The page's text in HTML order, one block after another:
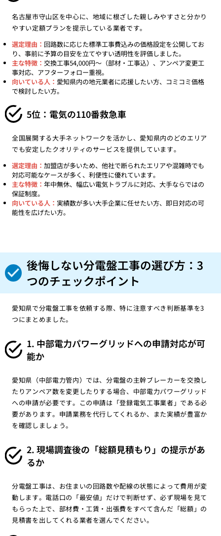
名古屋市守山区を中心に、地域に根ざした親しみやすさと分かり
やすい定額プランを提示している業者です。
選定理由： 回路数に応じた標準工事費込みの価格設定を公開してお
り、事前に予算の目安を立てやすい透明性を評価しました。
主な特徴： 交換工事54,000円〜（部材・工事込）、アンペア変更工
事対応、アフターフォロー重視。
向いている人： 愛知県内の地元業者に応援したい方、コミコミ価格
で検討したい方。
5位：電気の110番救急車
全国展開する大手ネットワークを活かし、愛知県内のどのエリア
でも安定したクオリティのサービスを提供しています。
選定理由： 加盟店が多いため、他社で断られたエリアや混雑時でも
対応可能なケースが多く、利便性に優れています。
主な特徴： 年中無休、幅広い電気トラブルに対応、大手ならではの
保証制度。
向いている人： 実績数が多い大手企業に任せたい方、即日対応の可
能性を広げたい方。
後悔しない分電盤工事の選び方：3
つのチェックポイント
愛知県で分電盤工事を依頼する際、特に注意すべき判断基準を3
つにまとめました。
1. 中部電力パワーグリッドへの申請対応が可
能か
愛知県（中部電力管内）では、分電盤の主幹ブレーカーを交換し
たりアンペア数を変更したりする場合、中部電力パワーグリッド
への申請が必要です。この申請は「登録電気工事業者」である必
要があります。申請業務を代行してくれるか、また実績が豊富か
を確認しましょう。
2. 現場調査後の「総額見積もり」の提示があ
るか
分電盤工事は、お住まいの回路数や配線の状態によって費用が変
動します。電話口の「最安値」だけで判断せず、必ず現場を見て
もらった上で、部材費・工賃・出張費をすべて含んだ「総額」の
見積書を出してくれる業者を選んでください。